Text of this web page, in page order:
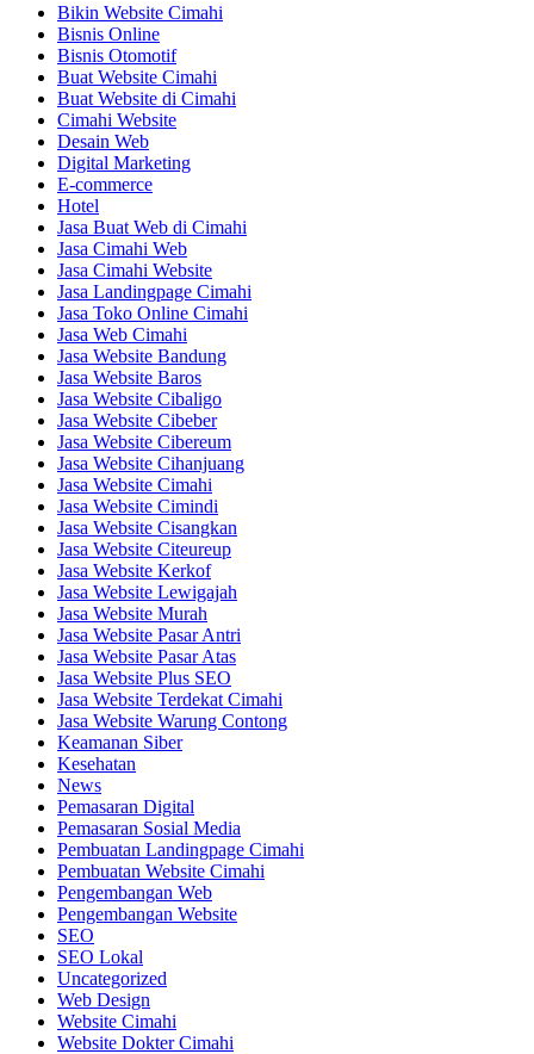
Bikin Website Cimahi
Bisnis Online
Bisnis Otomotif
Buat Website Cimahi
Buat Website di Cimahi
Cimahi Website
Desain Web
Digital Marketing
E-commerce
Hotel
Jasa Buat Web di Cimahi
Jasa Cimahi Web
Jasa Cimahi Website
Jasa Landingpage Cimahi
Jasa Toko Online Cimahi
Jasa Web Cimahi
Jasa Website Bandung
Jasa Website Baros
Jasa Website Cibaligo
Jasa Website Cibeber
Jasa Website Cibereum
Jasa Website Cihanjuang
Jasa Website Cimahi
Jasa Website Cimindi
Jasa Website Cisangkan
Jasa Website Citeureup
Jasa Website Kerkof
Jasa Website Lewigajah
Jasa Website Murah
Jasa Website Pasar Antri
Jasa Website Pasar Atas
Jasa Website Plus SEO
Jasa Website Terdekat Cimahi
Jasa Website Warung Contong
Keamanan Siber
Kesehatan
News
Pemasaran Digital
Pemasaran Sosial Media
Pembuatan Landingpage Cimahi
Pembuatan Website Cimahi
Pengembangan Web
Pengembangan Website
SEO
SEO Lokal
Uncategorized
Web Design
Website Cimahi
Website Dokter Cimahi